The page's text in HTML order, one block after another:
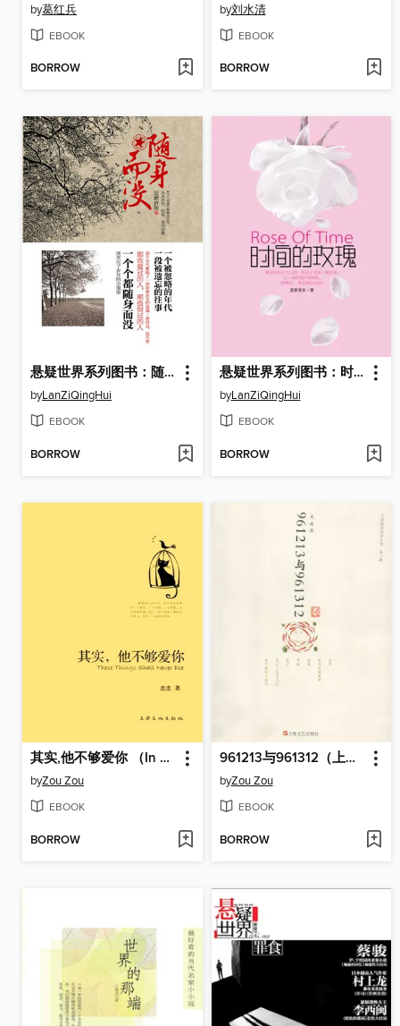
by葛红兵
EBOOK
BORROW
by刘水清
EBOOK
BORROW
悬疑世界系列图书：随身而没(The Passing Years — Mystery World Series (Chinese Edition) )
byLanZiQingHui
EBOOK
BORROW
悬疑世界系列图书：时间的玫瑰(The Rose of Time — Mystery World Series (Chinese Edition) )
byLanZiQingHui
EBOOK
BORROW
其实,他不够爱你 （In Fact, He is Not in Love With You）
byZou Zou
EBOOK
BORROW
961213与961312（上海新锐作家文库）（961213 and 961312）
byZou Zou
EBOOK
BORROW